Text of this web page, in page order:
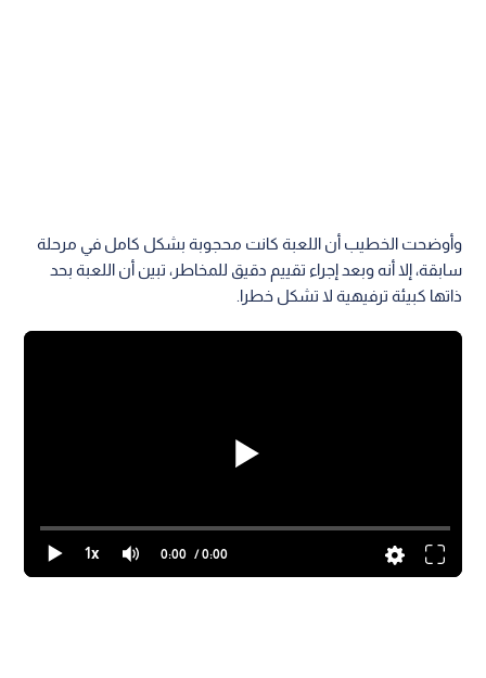
وأوضحت الخطيب أن اللعبة كانت محجوبة بشكل كامل في مرحلة
سابقة، إلا أنه وبعد إجراء تقييم دقيق للمخاطر، تبين أن اللعبة بحد
ذاتها كبيئة ترفيهية لا تشكل خطرا.
1x 0:00 / 0:00